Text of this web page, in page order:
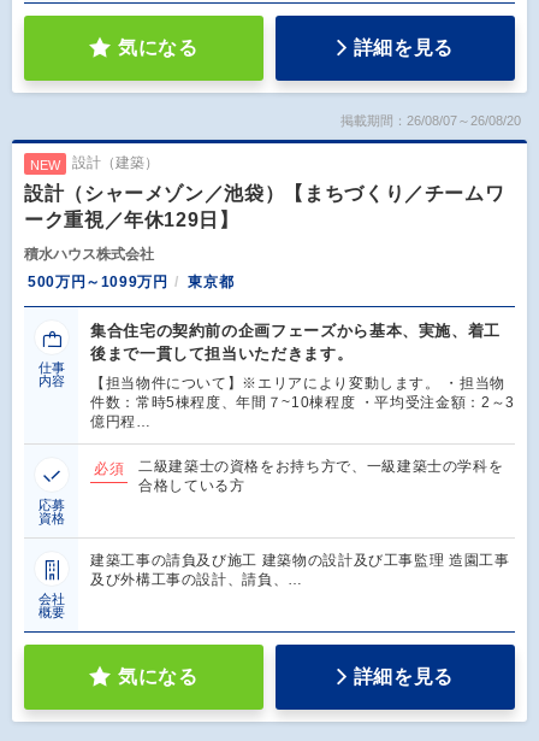
気になる 詳細を見る
掲載期間：26/08/07～26/08/20
NEW 設計（建築）
設計（シャーメゾン／池袋）【まちづくり／チームワ
ーク重視／年休129日】
積水ハウス株式会社
500万円～1099万円
東京都
仕事
内容
集合住宅の契約前の企画フェーズから基本、実施、着工
後まで一貫して担当いただきます。
【担当物件について】※エリアにより変動します。 ・担当物
件数：常時5棟程度、年間７~10棟程度 ・平均受注金額：2～3
億円程…
応募
資格
必須
二級建築士の資格をお持ち方で、一級建築士の学科を
合格している方
会社
概要
建築工事の請負及び施工 建築物の設計及び工事監理 造園工事
及び外構工事の設計、請負、…
気になる 詳細を見る